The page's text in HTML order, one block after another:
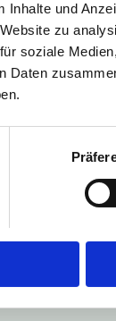
Inhalte und
zu
soziale
Daten